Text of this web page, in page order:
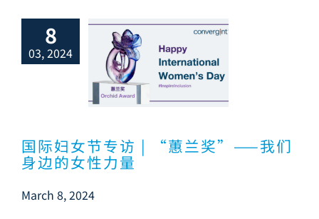
8
03, 2024
女节专访 |
国际妇女节专访 | “蕙兰奖”——我们
身边的女性力量
March 8, 2024